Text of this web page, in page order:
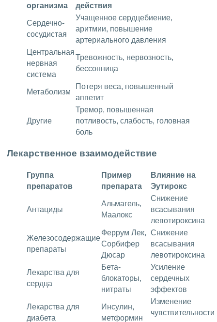
организма
действия
Сердечно-
сосудистая
Учащенное сердцебиение,
аритмии, повышение
артериального давления
Центральная
нервная
система
Тревожность, нервозность,
бессонница
Метаболизм
Потеря веса, повышенный
аппетит
Другие
Тремор, повышенная
потливость, слабость, головная
боль
Лекарственное взаимодействие
Группа
препаратов
Пример
препарата
Влияние на
Эутирокс
Антациды
Альмагель,
Маалокс
Снижение
всасывания
левотироксина
Железосодержащие
препараты
Феррум Лек,
Сорбифер
Дюсар
Снижение
всасывания
левотироксина
Лекарства для
сердца
Бета-
блокаторы,
нитраты
Усиление
сердечных
эффектов
Лекарства для
диабета
Инсулин,
метформин
Изменение
чувствительности